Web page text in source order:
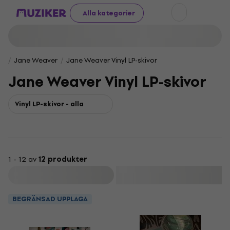
Alla kategorier
Jane Weaver Jane Weaver Vinyl LP-skivor
Jane Weaver Vinyl LP-skivor
Vinyl LP-skivor - alla
1 - 12 av12 produkter
BEGRÄNSAD UPPLAGA